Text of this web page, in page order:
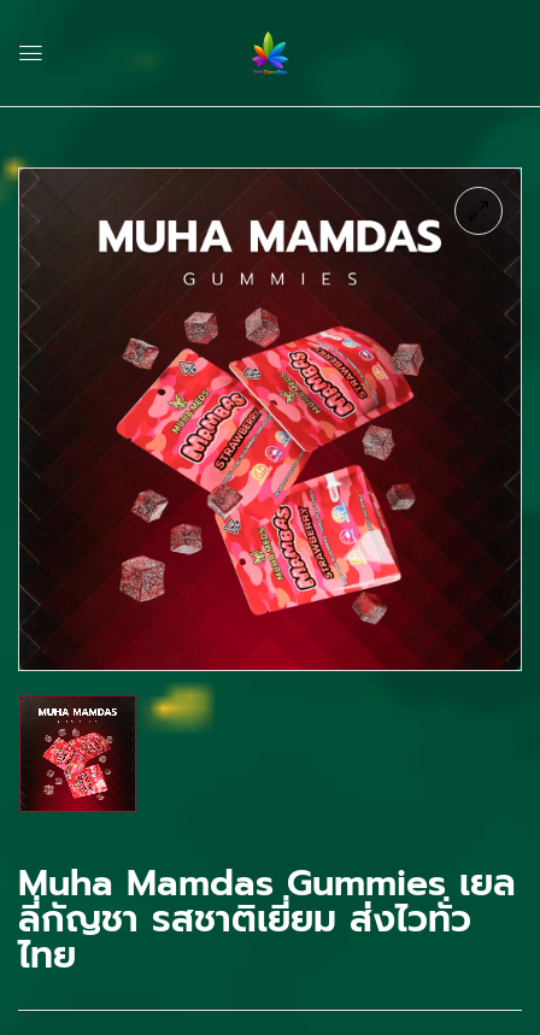
Muha Mamdas Gummies เยล
ลี่กัญชา รสชาติเยี่ยม ส่งไวทั่ว
ไทย